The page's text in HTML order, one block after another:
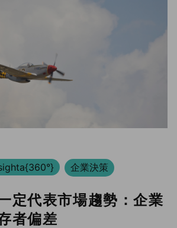
企業決策
定代表市場趨勢：企業
者偏差